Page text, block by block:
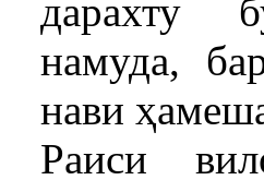
дарахту
намуда,
нави
Раиси